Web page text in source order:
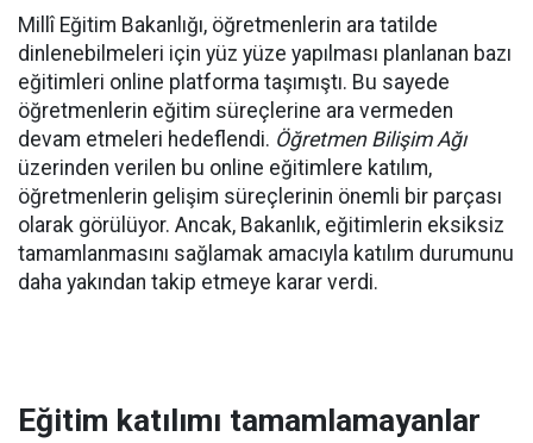
Millî Eğitim Bakanlığı, öğretmenlerin ara tatilde
dinlenebilmeleri için yüz yüze yapılması planlanan bazı
eğitimleri online platforma taşımıştı. Bu sayede
öğretmenlerin eğitim süreçlerine ara vermeden
devam etmeleri hedeflendi. Öğretmen Bilişim Ağı
üzerinden verilen bu online eğitimlere katılım,
öğretmenlerin gelişim süreçlerinin önemli bir parçası
olarak görülüyor. Ancak, Bakanlık, eğitimlerin eksiksiz
tamamlanmasını sağlamak amacıyla katılım durumunu
daha yakından takip etmeye karar verdi.
Eğitim katılımı tamamlamayanlar